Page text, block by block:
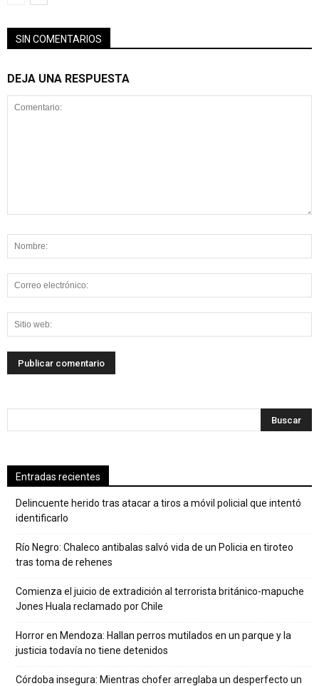
SIN COMENTARIOS
DEJA UNA RESPUESTA
Entradas recientes
Delincuente herido tras atacar a tiros a móvil policial que intentó
identificarlo
Río Negro: Chaleco antibalas salvó vida de un Policia en tiroteo
tras toma de rehenes
Comienza el juicio de extradición al terrorista británico-mapuche
Jones Huala reclamado por Chile
Horror en Mendoza: Hallan perros mutilados en un parque y la
justicia todavía no tiene detenidos
Córdoba insegura: Mientras chofer arreglaba un desperfecto un